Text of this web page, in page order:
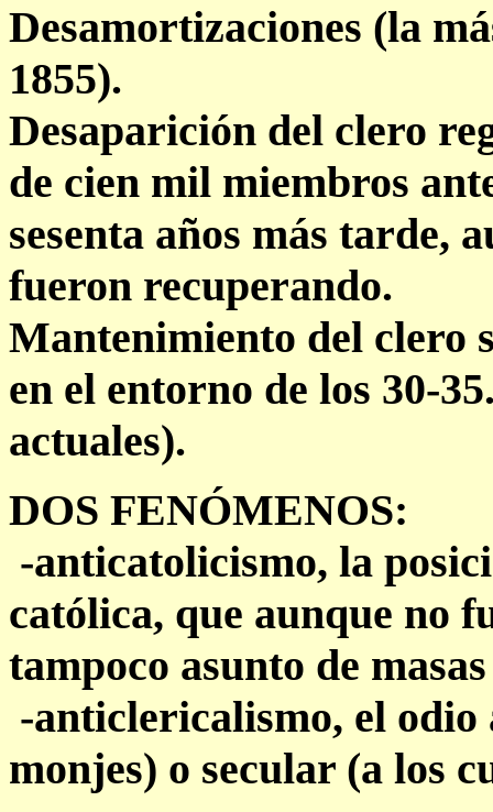
Desamortizaciones (la
1855).
Desaparición del clero
de cien mil miembros
sesenta años más tarde,
fueron recuperando.
Mantenimiento del clero
en el entorno de los 30-
actuales).
DOS FENÓMENOS:
-anticatolicismo, la
católica, que aunque no
tampoco asunto de masas
-anticlericalismo, el odio
monjes) o secular (a los